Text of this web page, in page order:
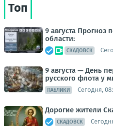
Топ
9 августа Прогноз
области:
СКАДОВСК
9 августа — День
русского флота у
ПАБЛИКИ Сегодня,
Дорогие жители
СКАДОВСК